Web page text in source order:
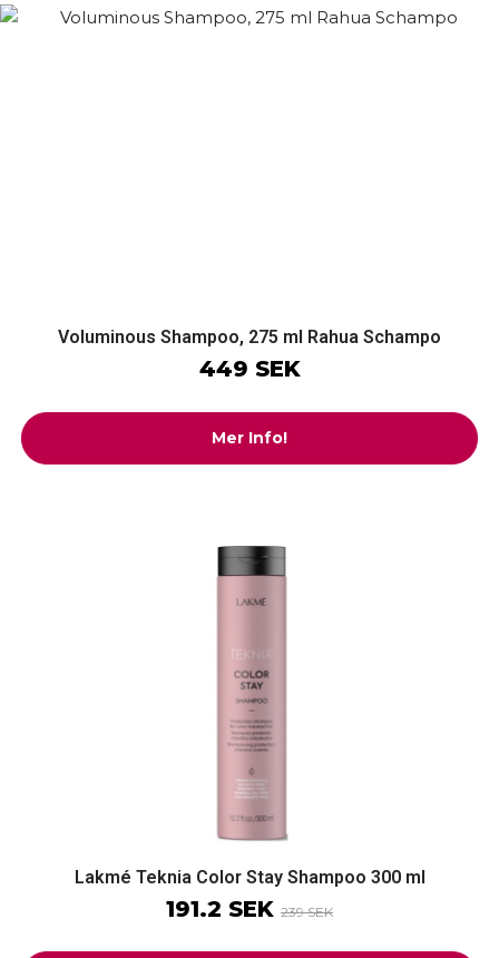
Voluminous Shampoo, 275 ml Rahua Schampo
449 SEK
Mer Info!
Lakmé Teknia Color Stay Shampoo 300 ml
191.2 SEK 239 SEK